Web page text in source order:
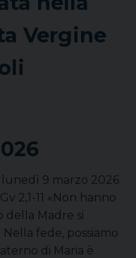
Vergine
9 marzo 2026
2,1-11 «Non hanno
della Madre si
fede, possiamo
di Maria è